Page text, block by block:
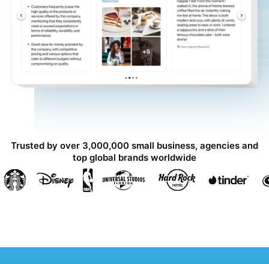
Trusted by over 3,000,000 small business, agencies and
top global brands worldwide